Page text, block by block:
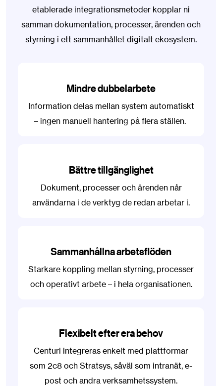
etablerade integrationsmetoder kopplar ni
samman dokumentation, processer, ärenden och
styrning i ett sammanhållet digitalt ekosystem.
Mindre dubbelarbete
Information delas mellan system automatiskt
– ingen manuell hantering på flera ställen.
Bättre tillgänglighet
Dokument, processer och ärenden når
användarna i de verktyg de redan arbetar i.
Sammanhållna arbetsflöden
Starkare koppling mellan styrning, processer
och operativt arbete – i hela organisationen.
Flexibelt efter era behov
Centuri integreras enkelt med plattformar
som 2c8 och Stratsys, såväl som intranät, e-
post och andra verksamhetssystem.